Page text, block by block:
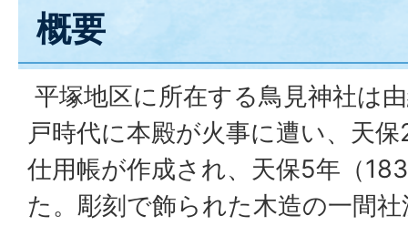
概要
平塚地区に所在する鳥見神社は
戸時代に本殿が火事に遭い、天
仕用帳が作成され、天保5年（
た。彫刻で飾られた木造の一間